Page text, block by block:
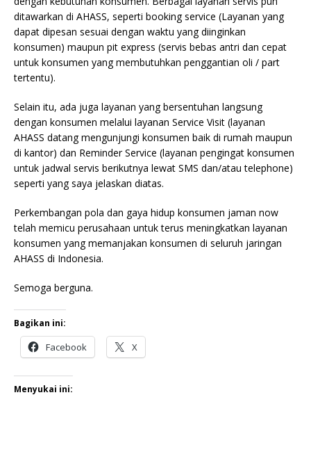
ditawarkan di AHASS, seperti booking service (Layanan yang
dapat dipesan sesuai dengan waktu yang diinginkan
konsumen) maupun pit express (servis bebas antri dan cepat
untuk konsumen yang membutuhkan penggantian oli / part
tertentu).
Selain itu, ada juga layanan yang bersentuhan langsung
dengan konsumen melalui layanan Service Visit (layanan
AHASS datang mengunjungi konsumen baik di rumah maupun
di kantor) dan Reminder Service (layanan pengingat konsumen
untuk jadwal servis berikutnya lewat SMS dan/atau telephone)
seperti yang saya jelaskan diatas.
Perkembangan pola dan gaya hidup konsumen jaman now
telah memicu perusahaan untuk terus meningkatkan layanan
konsumen yang memanjakan konsumen di seluruh jaringan
AHASS di Indonesia.
Semoga berguna.
Bagikan ini:
Facebook X
Menyukai ini: